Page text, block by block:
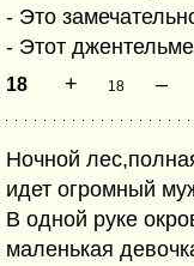
- Это
- Этот
18 + 18 –
Ночной
идет огромный
В одной руке
маленькая